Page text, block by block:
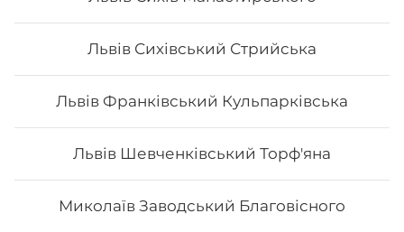
Львів Сихівський Стрийська
Львів Франківський Кульпарківська
Львів Шевченківський Торф'яна
Миколаїв Заводський Благовісного